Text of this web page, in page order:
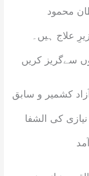
محمود
علاج ہیں۔
سےگریز کریں
کشمیر و سابق
کی الشفا